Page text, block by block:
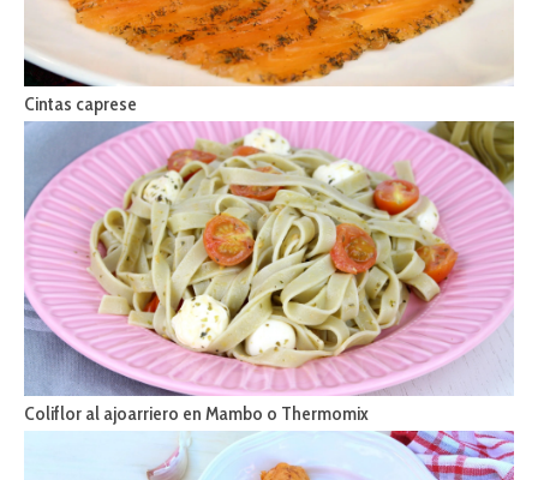
Cintas caprese
Coliflor al ajoarriero en Mambo o Thermomix